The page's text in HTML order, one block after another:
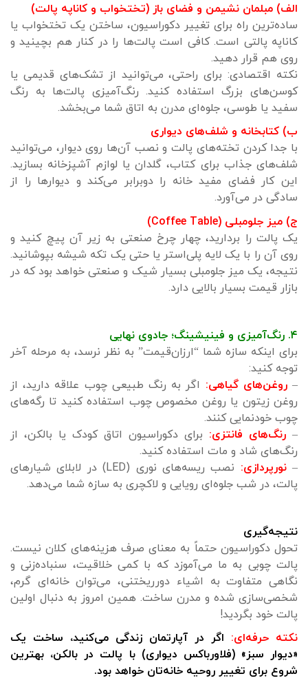
الف) مبلمان نشیمن و فضای باز (تختخواب و کاناپه پالت)
ساده‌ترین راه برای تغییر دکوراسیون، ساختن یک تختخواب یا
کاناپه پالتی است. کافی است پالت‌ها را در کنار هم بچینید و
روی هم قرار دهید.
نکته اقتصادی: برای راحتی، می‌توانید از تشک‌های قدیمی یا
کوسن‌های بزرگ استفاده کنید. رنگ‌آمیزی پالت‌ها به رنگ
سفید یا طوسی، جلوه‌ای مدرن به اتاق شما می‌بخشد.
ب) کتابخانه و شلف‌های دیواری
با جدا کردن تخته‌های پالت و نصب آن‌ها روی دیوار، می‌توانید
شلف‌های جذاب برای کتاب، گلدان یا لوازم آشپزخانه بسازید.
این کار فضای مفید خانه را دوبرابر می‌کند و دیوارها را از
سادگی در می‌آورد.
ج) میز جلو‌مبلی (Coffee Table)
یک پالت را بردارید، چهار چرخ صنعتی به زیر آن پیچ کنید و
روی آن را با یک لایه پلی‌استر یا حتی یک تکه شیشه بپوشانید.
نتیجه، یک میز جلو‌مبلی بسیار شیک و صنعتی خواهد بود که در
بازار قیمت بسیار بالایی دارد.
۴. رنگ‌آمیزی و فینیشینگ؛ جادوی نهایی
برای اینکه سازه شما “ارزان‌قیمت” به نظر نرسد، به مرحله آخر
توجه کنید:
–روغن‌های گیاهی: اگر به رنگ طبیعی چوب علاقه دارید، از
روغن زیتون یا روغن مخصوص چوب استفاده کنید تا رگه‌های
چوب خودنمایی کنند.
– رنگ‌های فانتزی: برای دکوراسیون اتاق کودک یا بالکن، از
رنگ‌های شاد و مات استفاده کنید.
–نورپردازی:
نصب ریسه‌های نوری (LED) در لابلای شیارهای
پالت، در شب جلوه‌ای رویایی و لاکچری به سازه شما می‌دهد.
نتیجه‌گیری
تحول دکوراسیون حتماً به معنای صرف هزینه‌های کلان نیست.
پالت چوبی به ما می‌آموزد که با کمی خلاقیت، سنباده‌زنی و
نگاهی متفاوت به اشیاء دورریختنی، می‌توان خانه‌ای گرم،
شخصی‌سازی شده و مدرن ساخت. همین امروز به دنبال اولین
پالت خود بگردید!
نکته حرفه‌ای: اگر در آپارتمان زندگی می‌کنید، ساخت یک
«دیوار سبز» (فلاورباکس دیواری) با پالت در بالکن، بهترین
شروع برای تغییر روحیه خانه‌تان خواهد بود.